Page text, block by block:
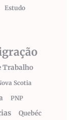
Estudo
Trabalho
Scotia
PNP
Quebéc